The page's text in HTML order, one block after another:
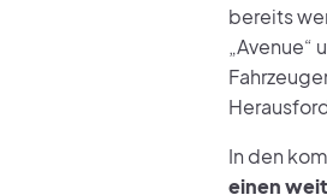
bereits
In den
einen